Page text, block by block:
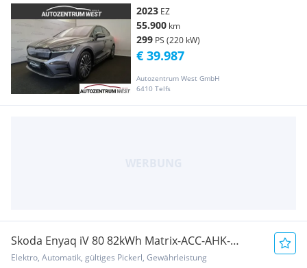
2023 EZ
55.900 km
299 PS (220 kW)
Autozentrum West GmbH
6410 Telfs
€ 39.987
Skoda Enyaq iV 80 82kWh Matrix-ACC-AHK-
Teilleder
Elektro, Automatik, gültiges Pickerl, Gewährleistung